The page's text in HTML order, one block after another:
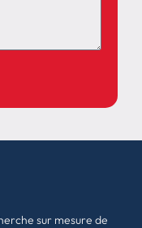
sur mesure de